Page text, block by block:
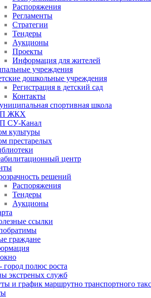
Распоряжения
Регламенты
Стратегии
Тендеры
Аукционы
Проекты
Информация для жителей
учреждения
дошкольные учреждения
Регистрация в детский сад
Контакты
спортивная школа
ЖКХ
СУ-Канал
культуры
престарелых
центр
решений
Распоряжения
Тендеры
Аукционы
ссылки
граждане
город полюс роста
экстреных служб
и график маршрутно транспортного